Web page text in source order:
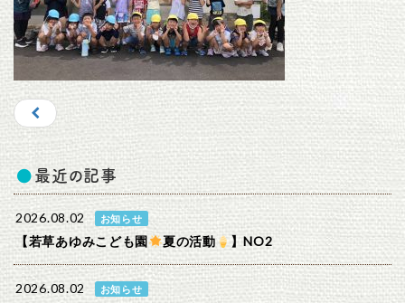
最近の記事
2026.08.02 お知らせ
【若草あゆみこども園 夏の活動 】NO2
2026.08.02 お知らせ